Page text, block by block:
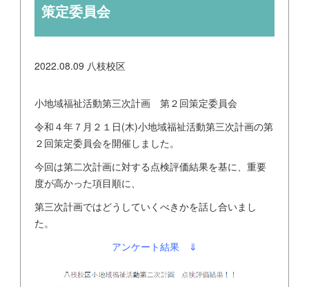
策定委員会
2022.08.09 八枝校区
小地域福祉活動第三次計画 第２回策定委員会
令和４年７月２１日(木)小地域福祉活動第三次計画の第
２回策定委員会を開催しました。
今回は第二次計画に対する点検評価結果を基に、重要
度が高かった項目順に、
第三次計画ではどうしていくべきかを話し合いまし
た。
アンケート結果 ⇓